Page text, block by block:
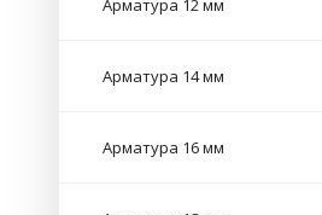
Арматура 12 мм
Арматура 14 мм
Арматура 16 мм